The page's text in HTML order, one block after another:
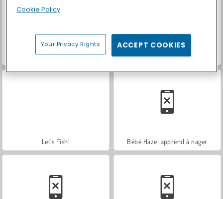
World War 2 Shooter Car Parking City Duel
Let's Fish! Bébé Hazel apprend à nager
Cookie Policy
Your Privacy Rights ACCEPT COOKIES